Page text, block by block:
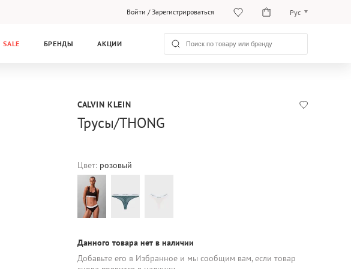
Войти /Зарегистрироваться Рус
Рус
SALE БРЕНДЫ АКЦИИ
CALVIN KLEIN
Трусы/THONG
Цвет: розовый
Данного товара нет в наличии
Добавьте его в Избранное и мы сообщим вам, если товар